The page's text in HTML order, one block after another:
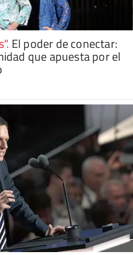
. El poder de conectar:
que apuesta por el